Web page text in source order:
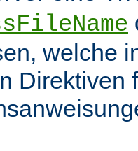
welche
Direktiven